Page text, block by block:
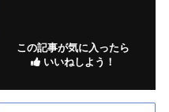
この記事が気に入ったら
いいねしよう！